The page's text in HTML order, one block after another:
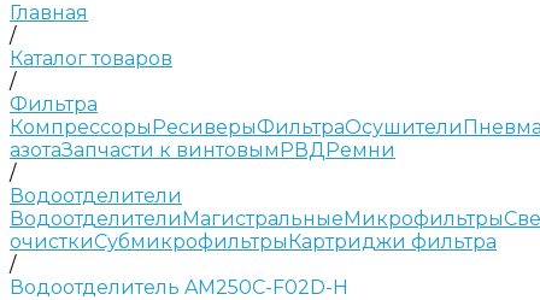
Главная
/
Каталог товаров
/
Фильтра
КомпрессорыРесиверыФильтраОсушители
азотаЗапчасти к винтовымРВДРемни
/
Водоотделители
ВодоотделителиМагистральныеМикрофильтры
очисткиСубмикрофильтрыКартриджи фильтра
/
Водоотделитель AM250C-F02D-H